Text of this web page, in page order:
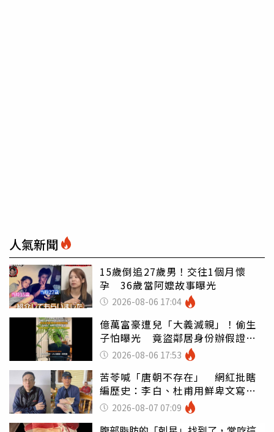
人氣新聞
15歲倒追27歲男！交往1個月懷
孕 36歲當阿嬤故事曝光
2026-08-06 17:04
億萬富豪遭兒「大義滅親」！偷生
子怕曝光 竟盜鄰居身份辦假證落
戶 2026-08-06 17:53
苦苓喊「唐朝不存在」 網紅批瞎
編歷史：李白、杜甫用鮮卑文寫
詩？2026-08-07 07:09